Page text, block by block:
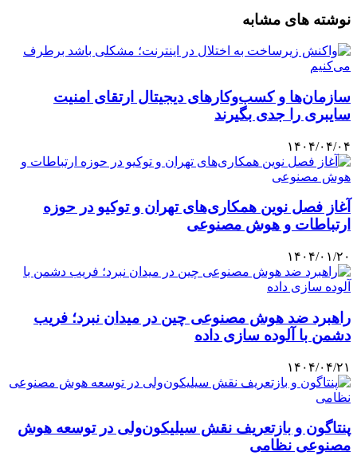
نوشته های مشابه
سازمان‌ها و کسب‌وکارهای دیجیتال ارتقای امنیت
سایبری را جدی بگیرند
۱۴۰۴/۰۴/۰۴
آغاز فصل نوین همکاری‌های تهران و توکیو در حوزه
ارتباطات و هوش مصنوعی
۱۴۰۴/۰۱/۲۰
راهبرد ضد هوش مصنوعی چین در میدان نبرد؛ فریب
دشمن با آلوده سازی داده
۱۴۰۴/۰۴/۲۱
پنتاگون و بازتعریف نقش سیلیکون‌ولی در توسعه هوش
مصنوعی نظامی